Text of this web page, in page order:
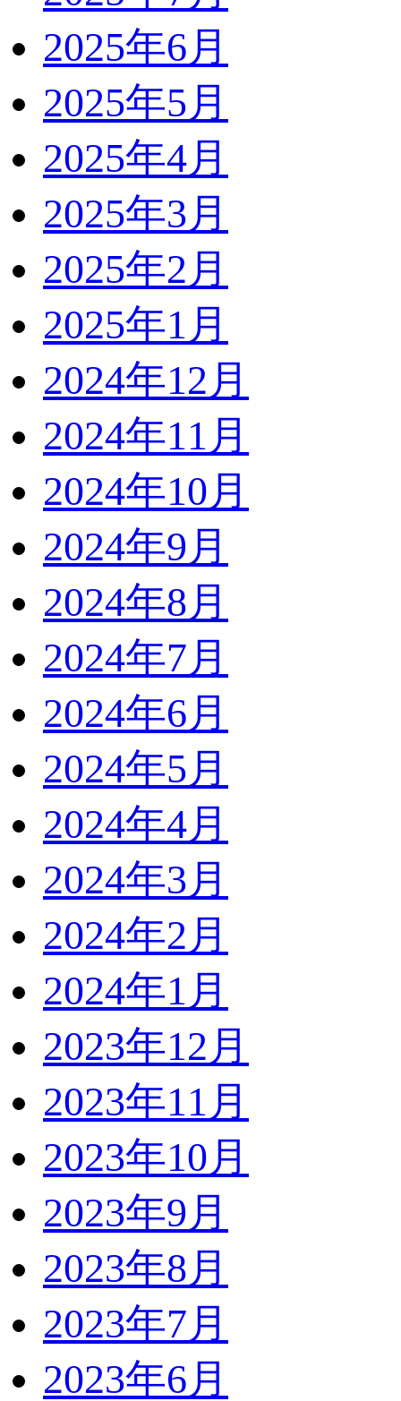
2025年6月
2025年5月
2025年4月
2025年3月
2025年2月
2025年1月
2024年12月
2024年11月
2024年10月
2024年9月
2024年8月
2024年7月
2024年6月
2024年5月
2024年4月
2024年3月
2024年2月
2024年1月
2023年12月
2023年11月
2023年10月
2023年9月
2023年8月
2023年7月
2023年6月